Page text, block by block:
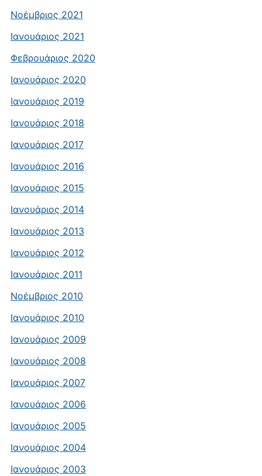
Νοέμβριος 2021
Ιανουάριος 2021
Φεβρουάριος 2020
Ιανουάριος 2020
Ιανουάριος 2019
Ιανουάριος 2018
Ιανουάριος 2017
Ιανουάριος 2016
Ιανουάριος 2015
Ιανουάριος 2014
Ιανουάριος 2013
Ιανουάριος 2012
Ιανουάριος 2011
Νοέμβριος 2010
Ιανουάριος 2010
Ιανουάριος 2009
Ιανουάριος 2008
Ιανουάριος 2007
Ιανουάριος 2006
Ιανουάριος 2005
Ιανουάριος 2004
Ιανουάριος 2003